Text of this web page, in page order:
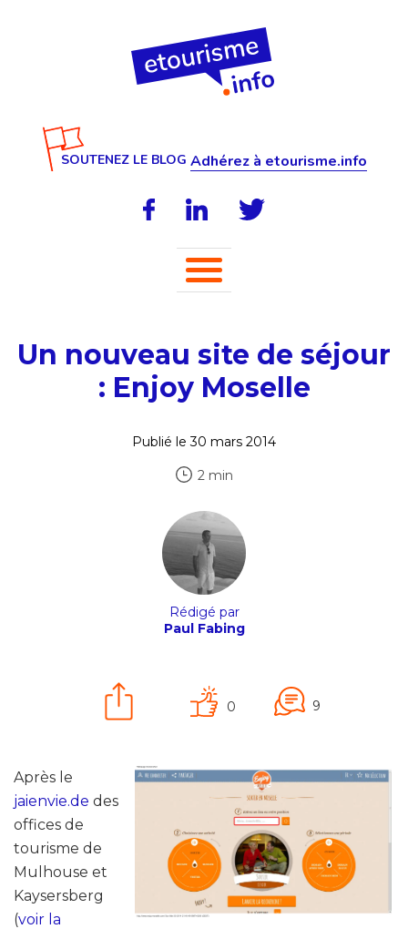
SOUTENEZ LE BLOG Adhérez à etourisme.info
Un nouveau site de séjour
: Enjoy Moselle
Publié le 30 mars 2014
2 min
Rédigé par
Paul Fabing
0 9
Après le
jaienvie.de des
offices de
tourisme de
Mulhouse et
Kaysersberg
(voir la